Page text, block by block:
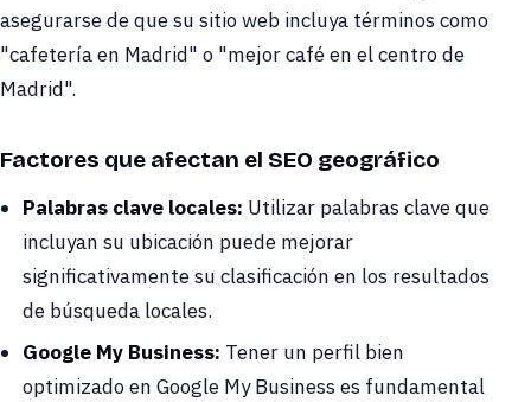
asegurarse de que su sitio web incluya términos como
"cafetería en Madrid" o "mejor café en el centro de
Madrid".
Factores que afectan el SEO geográfico
Palabras clave locales: Utilizar palabras clave que
incluyan su ubicación puede mejorar
significativamente su clasificación en los resultados
de búsqueda locales.
Google My Business: Tener un perfil bien
optimizado en Google My Business es fundamental